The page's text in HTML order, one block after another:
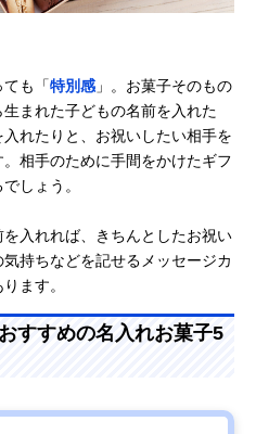
も「特別感 」。お菓子そのもの
まれた子どもの名前を入れた
れたりと、お祝いしたい相手を
相手のために手間をかけたギフ
しょう。
入れれば、きちんとしたお祝い
持ちなどを記せるメッセージカ
ます。
すすめの名入れお菓子5